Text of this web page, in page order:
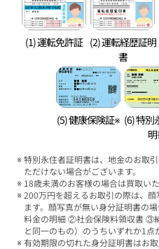
(1) 運転免許証 (2) 運転経歴証明
書
(5) 健康保険証※ (6) 特別
特別永住者証明書は、地金のお取
ただけない場合がございます。
18歳未満のお客様の場合は買取いた
200万円を超えるお取引の際は、
ます。顔写真が無い身分証明書の
料金の明細 ②社会保険料領収書 ③
と同一のもの）のうちいずれか1点
有効期限の切れた身分証明書はお取